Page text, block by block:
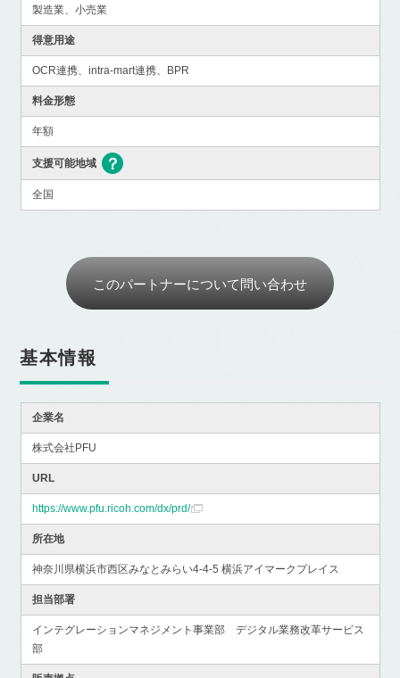
製造業、小売業
得意用途
OCR連携、intra-mart連携、BPR
料金形態
年額
支援可能地域
全国
このパートナーについて問い合わせ
基本情報
企業名
株式会社PFU
URL
https://www.pfu.ricoh.com/dx/prd/
所在地
神奈川県横浜市西区みなとみらい4-4-5 横浜アイマークプレイス
担当部署
インテグレーションマネジメント事業部 デジタル業務改革サービス
部